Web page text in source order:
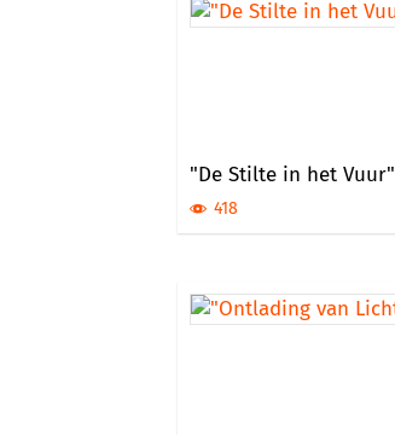
"De Stilte in het Vuur"
418